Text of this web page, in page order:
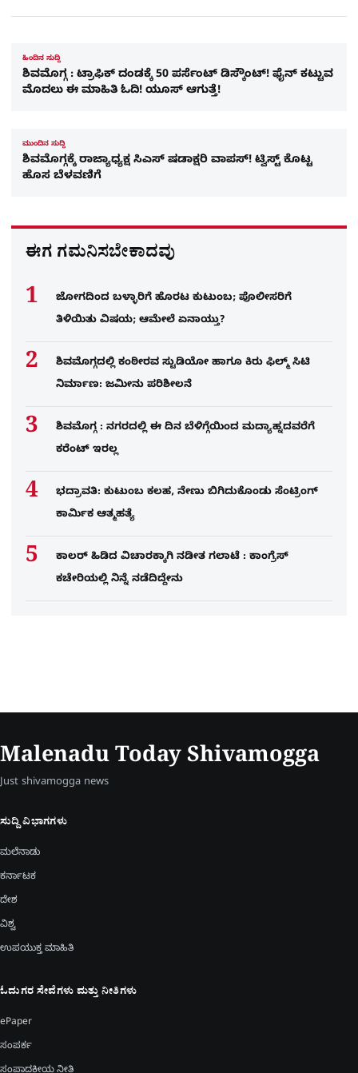
ಹಿಂದಿನ ಸುದ್ದಿ
ಶಿವಮೊಗ್ಗ : ಟ್ರಾಫಿಕ್​ ದಂಡಕ್ಕೆ 50 ಪರ್ಸೆಂಟ್ ಡಿಸ್ಕೌಂಟ್! ಫೈನ್​ ಕಟ್ಟುವ
ಮೊದಲು ಈ ಮಾಹಿತಿ ಓದಿ! ಯೂಸ್ ಆಗುತ್ತೆ!
ಮುಂದಿನ ಸುದ್ದಿ
ಶಿವಮೊಗ್ಗಕ್ಕೆ ರಾಜ್ಯಾಧ್ಯಕ್ಷ ಸಿಎಸ್ ಷಡಾಕ್ಷರಿ ವಾಪಸ್! ಟ್ವಿಸ್ಟ್​ ಕೊಟ್ಟ
ಹೊಸ ಬೆಳವಣಿಗೆ
ಈಗ ಗಮನಿಸಬೇಕಾದವು
ಜೋಗದಿಂದ ಬಳ್ಳಾರಿಗೆ ಹೊರಟ ಕುಟುಂಬ; ಪೊಲೀಸರಿಗೆ
ತಿಳಿಯಿತು ವಿಷಯ; ಆಮೇಲೆ ಏನಾಯ್ತು?
ಶಿವಮೊಗ್ಗದಲ್ಲಿ ಕಂಠೀರವ ಸ್ಟುಡಿಯೋ ಹಾಗೂ ಕಿರು ಫಿಲ್ಮ್ ಸಿಟಿ
ನಿರ್ಮಾಣ: ಜಮೀನು ಪರಿಶೀಲನೆ
ಶಿವಮೊಗ್ಗ : ನಗರದಲ್ಲಿ ಈ ದಿನ ಬೆಳಿಗ್ಗೆಯಿಂದ ಮದ್ಯಾಹ್ನದವರೆಗೆ
ಕರೆಂಟ್​ ಇರಲ್ಲ
ಭದ್ರಾವತಿ: ಕುಟುಂಬ ಕಲಹ, ನೇಣು ಬಿಗಿದುಕೊಂಡು ಸೆಂಟ್ರಿಂಗ್​
ಕಾರ್ಮಿಕ ಆತ್ಮಹತ್ಯೆ
ಕಾಲರ್​​​ ಹಿಡಿದ ವಿಚಾರಕ್ಕಾಗಿ ನಡೀತ ಗಲಾಟೆ : ಕಾಂಗ್ರೆಸ್​
ಕಚೇರಿಯಲ್ಲಿ ನಿನ್ನೆ ನಡೆದಿದ್ದೇನು
Malenadu Today Shivamogga
Just shivamogga news
ಸುದ್ದಿ ವಿಭಾಗಗಳು
ಮಲೆನಾಡು
ಕರ್ನಾಟಕ
ದೇಶ
ವಿಶ್ವ
ಉಪಯುಕ್ತ ಮಾಹಿತಿ
ಓದುಗರ ಸೇವೆಗಳು ಮತ್ತು ನೀತಿಗಳು
ePaper
ಸಂಪರ್ಕ